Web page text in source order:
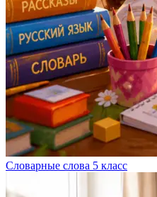
Словарные слова 5 класс